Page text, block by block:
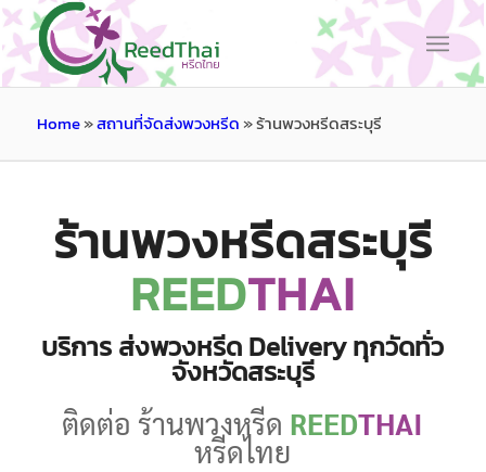
Home»สถานที่จัดส่งพวงหรีด»ร้านพวงหรีดสระบุรี
ร้านพวงหรีดสระบุรี
REEDTHAI
บริการ ส่งพวงหรีด Delivery ทุกวัดทั่ว
จังหวัดสระบุรี
ติดต่อ ร้านพวงหรีด REEDTHAI
หรีดไทย